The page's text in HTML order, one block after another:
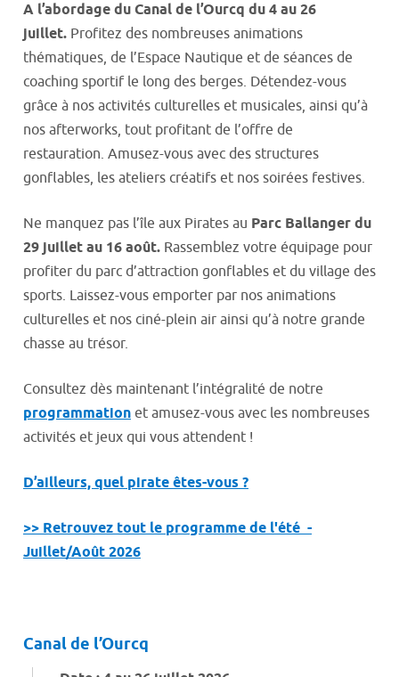
A l’abordage du Canal de l’Ourcq du 4 au 26
juillet. Profitez des nombreuses animations
thématiques, de l’Espace Nautique et de séances de
coaching sportif le long des berges. Détendez-vous
grâce à nos activités culturelles et musicales, ainsi qu’à
nos afterworks, tout profitant de l’offre de
restauration. Amusez-vous avec des structures
gonflables, les ateliers créatifs et nos soirées festives.
Ne manquez pas l’île aux Pirates au Parc Ballanger du
29 juillet au 16 août. Rassemblez votre équipage pour
profiter du parc d’attraction gonflables et du village des
sports. Laissez-vous emporter par nos animations
culturelles et nos ciné-plein air ainsi qu’à notre grande
chasse au trésor.
Consultez dès maintenant l’intégralité de notre
programmation et amusez-vous avec les nombreuses
activités et jeux qui vous attendent !
D’ailleurs, quel pirate êtes-vous ?
>> Retrouvez tout le programme de l'été -
Juillet/Août 2026
Canal de l’Ourcq